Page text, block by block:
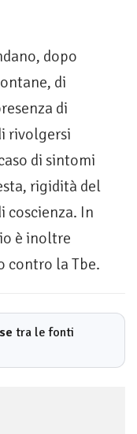
dopo
di
di
rivolgersi
di sintomi
rigidità del
coscienza. In
è inoltre
contro la Tbe.
tra le fonti